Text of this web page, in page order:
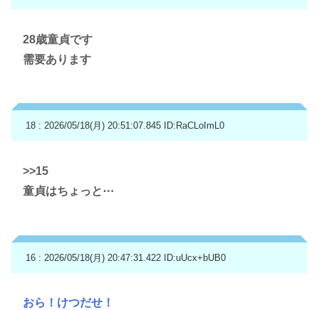
28歳童貞です
需要あります
18 : 2026/05/18(月) 20:51:07.845 ID:RaCLoImL0
>>15
童貞はちょっと⋯
16 : 2026/05/18(月) 20:47:31.422 ID:uUcx+bUB0
おら！けつだせ！